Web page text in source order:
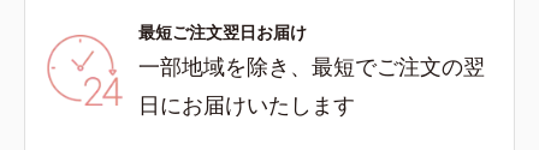
最短ご注文翌日お届け
一部地域を除き、最短でご注文の翌
日にお届けいたします